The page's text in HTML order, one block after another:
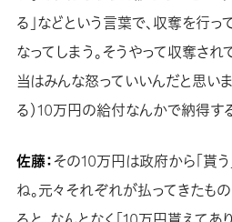
る」などという言葉で、収奪を行っ
なってしまう。そうやって収奪さ
当はみんな怒っていいんだと思い
る）10万円の給付なんかで納得す
佐藤：その10万円は政府から「貰
ね。元々それぞれが払ってきたも